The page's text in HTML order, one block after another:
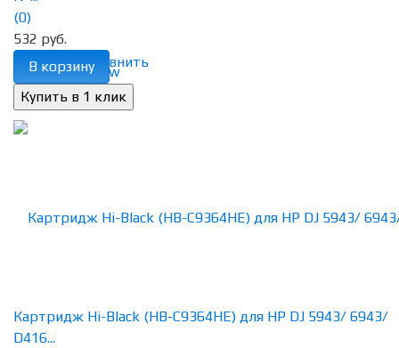
избранное сравнить
(0)
532 руб.
В корзину
Картридж Hi-Black (HB-C9364HE) для HP DJ 5943/ 6943/
D416...